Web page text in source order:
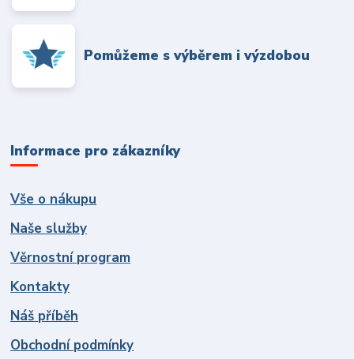
Pomůžeme s výběrem i výzdobou
Informace pro zákazníky
Vše o nákupu
Naše služby
Věrnostní program
Kontakty
Náš příběh
Obchodní podmínky